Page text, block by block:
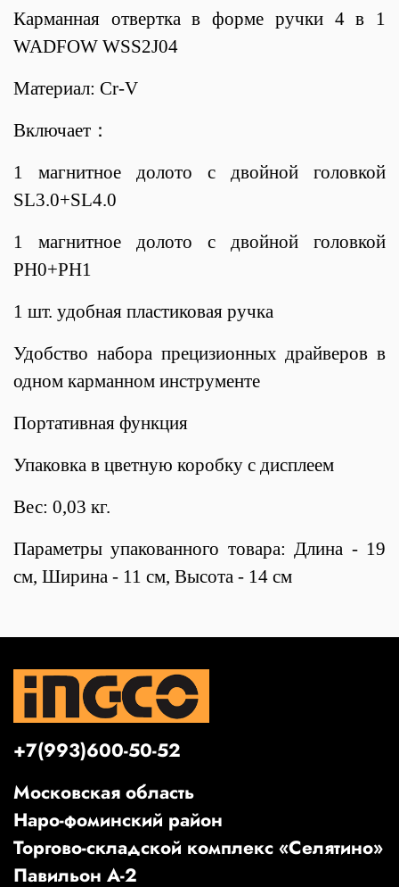
Карманная отвертка в форме ручки 4 в 1
WADFOW WSS2J04
Материал: Cr-V
Включает：
1 магнитное долото с двойной головкой
SL3.0+SL4.0
1 магнитное долото с двойной головкой
PH0+PH1
1 шт. удобная пластиковая ручка
Удобство набора прецизионных драйверов в
одном карманном инструменте
Портативная функция
Упаковка в цветную коробку с дисплеем
Вес: 0,03 кг.
Параметры упакованного товара: Длина - 19
см, Ширина - 11 см, Высота - 14 см
+7(993)600-50-52
Московская область
Наро-фоминский район
Торгово-складской комплекс «Селятино»
Павильон А-2